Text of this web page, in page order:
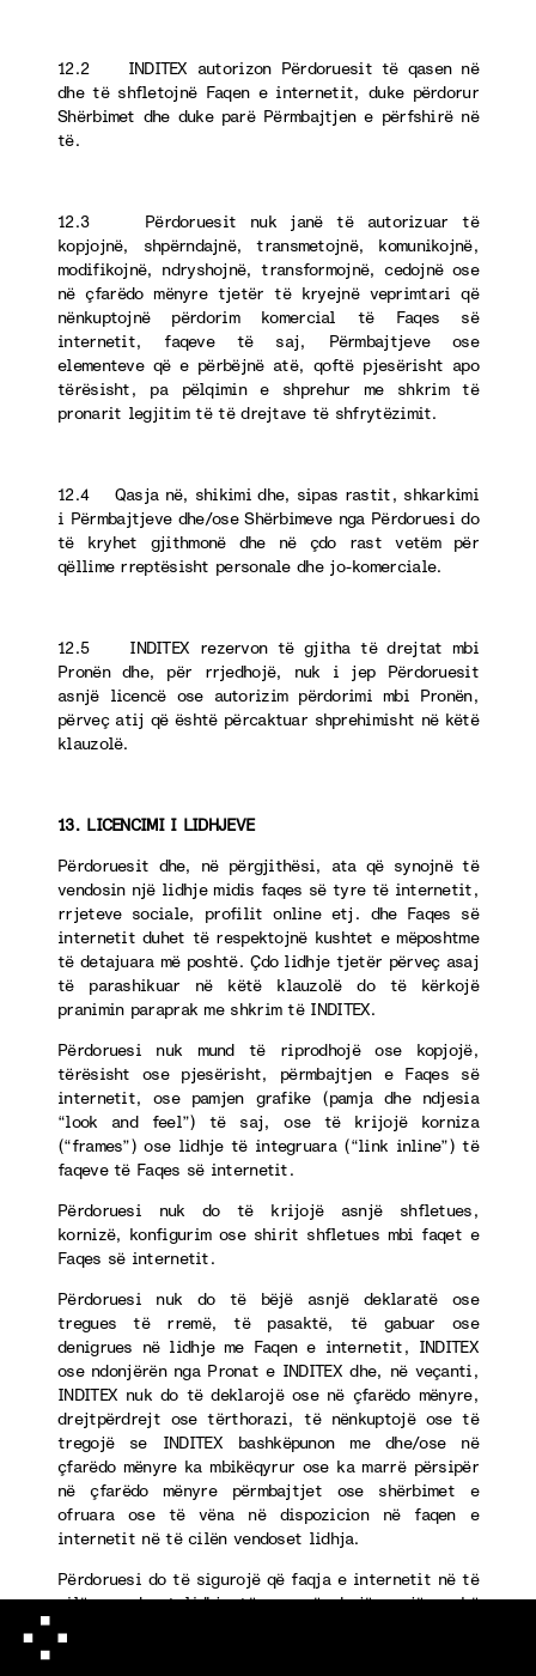
12.2 INDITEX autorizon Përdoruesit të qasen në
dhe të shfletojnë Faqen e internetit, duke përdorur
Shërbimet dhe duke parë Përmbajtjen e përfshirë në
të.
12.3 Përdoruesit nuk janë të autorizuar të
kopjojnë, shpërndajnë, transmetojnë, komunikojnë,
modifikojnë, ndryshojnë, transformojnë, cedojnë ose
në çfarëdo mënyre tjetër të kryejnë veprimtari që
nënkuptojnë përdorim komercial të Faqes së
internetit, faqeve të saj, Përmbajtjeve ose
elementeve që e përbëjnë atë, qoftë pjesërisht apo
tërësisht, pa pëlqimin e shprehur me shkrim të
pronarit legjitim të të drejtave të shfrytëzimit.
12.4 Qasja në, shikimi dhe, sipas rastit, shkarkimi
i Përmbajtjeve dhe/ose Shërbimeve nga Përdoruesi do
të kryhet gjithmonë dhe në çdo rast vetëm për
qëllime rreptësisht personale dhe jo-komerciale.
12.5 INDITEX rezervon të gjitha të drejtat mbi
Pronën dhe, për rrjedhojë, nuk i jep Përdoruesit
asnjë licencë ose autorizim përdorimi mbi Pronën,
përveç atij që është përcaktuar shprehimisht në këtë
klauzolë.
13. LICENCIMI I LIDHJEVE
Përdoruesit dhe, në përgjithësi, ata që synojnë të
vendosin një lidhje midis faqes së tyre të internetit,
rrjeteve sociale, profilit online etj. dhe Faqes së
internetit duhet të respektojnë kushtet e mëposhtme
të detajuara më poshtë. Çdo lidhje tjetër përveç asaj
të parashikuar në këtë klauzolë do të kërkojë
pranimin paraprak me shkrim të INDITEX.
Përdoruesi nuk mund të riprodhojë ose kopjojë,
tërësisht ose pjesërisht, përmbajtjen e Faqes së
internetit, ose pamjen grafike (pamja dhe ndjesia
“look and feel”) të saj, ose të krijojë korniza
(“frames”) ose lidhje të integruara (“link inline”) të
faqeve të Faqes së internetit.
Përdoruesi nuk do të krijojë asnjë shfletues,
kornizë, konfigurim ose shirit shfletues mbi faqet e
Faqes së internetit.
Përdoruesi nuk do të bëjë asnjë deklaratë ose
tregues të rremë, të pasaktë, të gabuar ose
denigrues në lidhje me Faqen e internetit, INDITEX
ose ndonjërën nga Pronat e INDITEX dhe, në veçanti,
INDITEX nuk do të deklarojë ose në çfarëdo mënyre,
drejtpërdrejt ose tërthorazi, të nënkuptojë ose të
tregojë se INDITEX bashkëpunon me dhe/ose në
çfarëdo mënyre ka mbikëqyrur ose ka marrë përsipër
në çfarëdo mënyre përmbajtjet ose shërbimet e
ofruara ose të vëna në dispozicion në faqen e
internetit në të cilën vendoset lidhja.
Përdoruesi do të sigurojë që faqja e internetit në të
cilën vendoset lidhja të mos përmbajë asnjë markë
tregtare, emër tregtar, shenjë dalluese, emërtim,